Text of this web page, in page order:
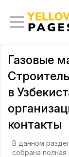
Газовые
в
контакты
В данном
собрана